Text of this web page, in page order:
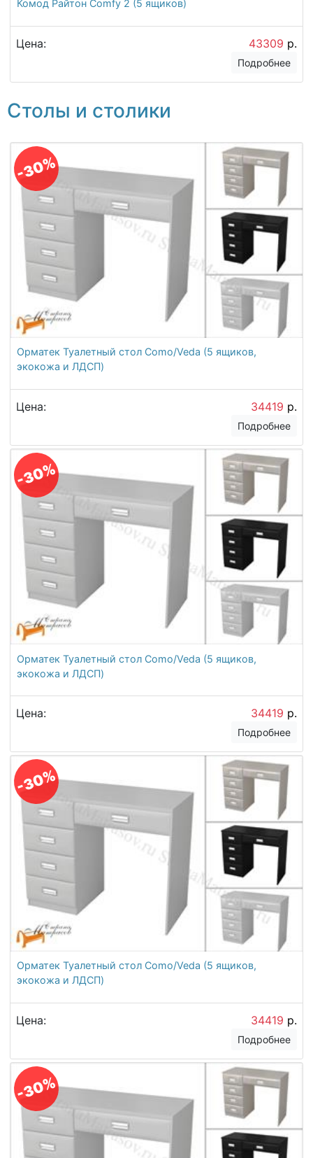
Комод Райтон Comfy 2 (5 ящиков)
Цена: 43309 р.
Подробнее
Столы и столики
-30%
Орматек Туалетный стол Como/Veda (5 ящиков,
экокожа и ЛДСП)
Цена: 34419 р.
Подробнее
-30%
Орматек Туалетный стол Como/Veda (5 ящиков,
экокожа и ЛДСП)
Цена: 34419 р.
Подробнее
-30%
Орматек Туалетный стол Como/Veda (5 ящиков,
экокожа и ЛДСП)
Цена: 34419 р.
Подробнее
-30%